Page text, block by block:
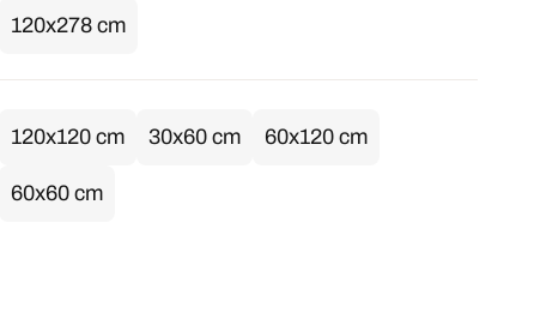
120x278 cm
120x120 cm 30x60 cm 60x120 cm
60x60 cm